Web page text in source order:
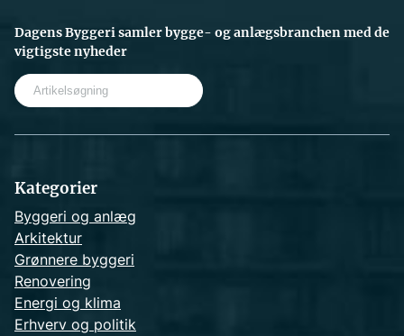
Dagens Byggeri samler bygge- og anlægsbranchen med de
vigtigste nyheder
Kategorier
Byggeri og anlæg
Arkitektur
Grønnere byggeri
Renovering
Energi og klima
Erhverv og politik